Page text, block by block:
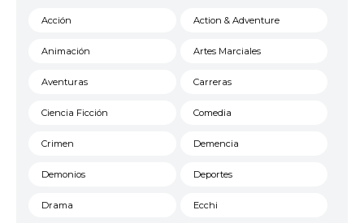
Acción Action & Adventure
Animación Artes Marciales
Aventuras Carreras
Ciencia Ficción Comedia
Crimen Demencia
Demonios Deportes
Drama Ecchi